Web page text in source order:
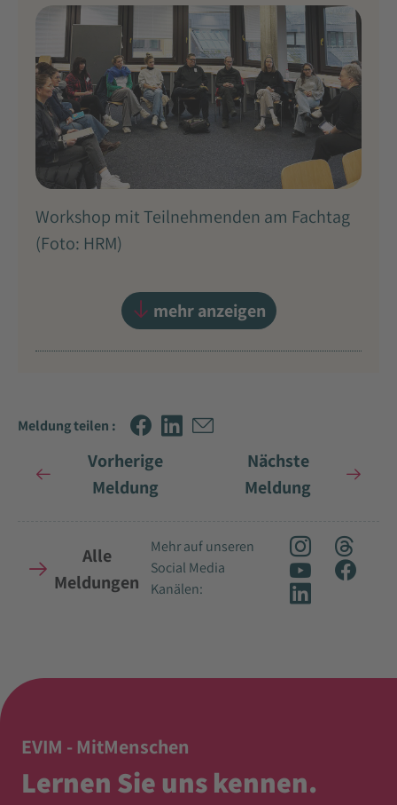
Workshop mit Teilnehmenden am Fachtag
(Foto: HRM)
mehr anzeigen
Meldung teilen :
Vorherige
Meldung
Nächste
Meldung
Alle
Meldungen
Mehr auf unseren
Social Media
Kanälen:
EVIM - MitMenschen
Lernen Sie uns kennen.